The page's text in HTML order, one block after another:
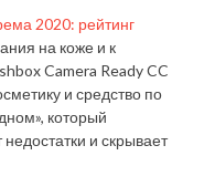
на коже и к
Camera Ready CC
и средство по
который
и скрывает